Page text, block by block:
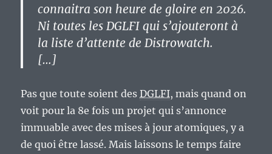
connaitra son heure de gloire en 2026.
Ni toutes les DGLFI qui s’ajouteront à
la liste d’attente de Distrowatch.
[…]
Pas que toute soient desDGLFI, mais quand on
voit pour la 8e fois un projet qui s’annonce
immuable avec des mises à jour atomiques, y a
de quoi être lassé. Mais laissons le temps faire